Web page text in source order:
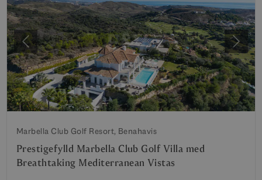
Föregående Nästa
Marbella Club Golf Resort, Benahavis
Prestigefylld Marbella Club Golf Villa med
Breathtaking Mediterranean Vistas